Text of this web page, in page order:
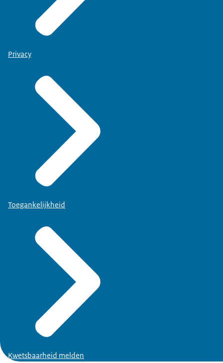
Privacy
Toegankelijkheid
Kwetsbaarheid melden